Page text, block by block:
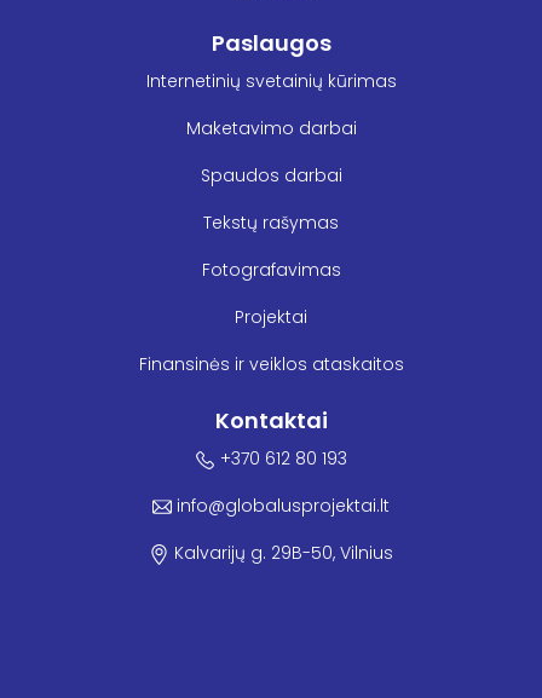
Paslaugos
Internetinių svetainių kūrimas
Maketavimo darbai
Spaudos darbai
Tekstų rašymas
Fotografavimas
Projektai
Finansinės ir veiklos ataskaitos
Kontaktai
+370 612 80 193
info@globalusprojektai.lt
Kalvarijų g. 29B-50, Vilnius